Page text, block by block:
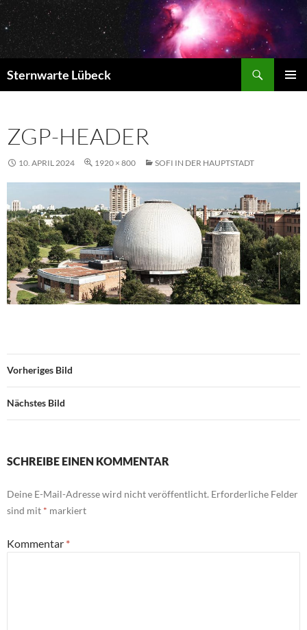
Zum
Inhalt
springen
Sternwarte Lübeck
ZGP-HEADER
10. APRIL 2024 1920 × 800 SOFI IN DER HAUPTSTADT
Vorheriges Bild
Nächstes Bild
SCHREIBE EINEN KOMMENTAR
Deine E-Mail-Adresse wird nicht veröffentlicht. Erforderliche Felder
sind mit * markiert
Kommentar *